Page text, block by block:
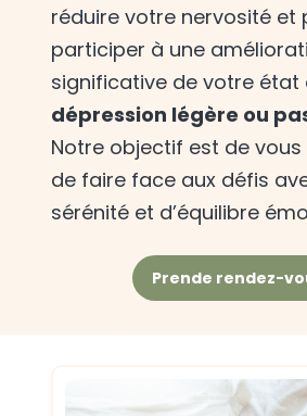
réduire votre nervosité et
participer à une
significative de votre état
dépression légère ou
Notre objectif est de
de faire face aux défis
sérénité et d’équilibre
Prende rendez-